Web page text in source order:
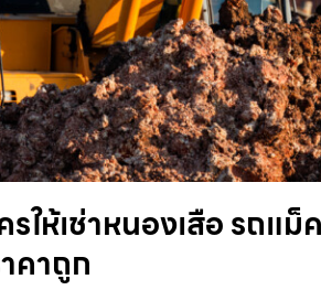
รให้เช่าหนองเสือ รถแ
คาถูก